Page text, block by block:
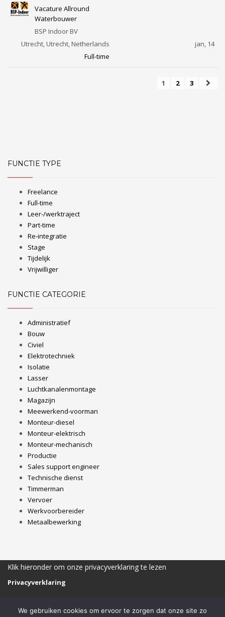
Vacature Allround
Waterbouwer
BSP Indoor BV
Utrecht, Utrecht, Netherlands
Full-time
jan, 14
1 2 3
FUNCTIE TYPE
Freelance
Full-time
Leer-/werktraject
Part-time
Re-integratie
Stage
Tijdelijk
Vrijwilliger
FUNCTIE CATEGORIE
Administratief
Bouw
Civiel
Elektrotechniek
Isolatie
Lasser
Luchtkanalenmontage
Magazijn
Meewerkend-voorman
Monteur-diesel
Monteur-elektrisch
Monteur-mechanisch
Productie
Sales support engineer
Technische dienst
Timmerman
Vervoer
Werkvoorbereider
Metaalbewerking
Klik hieronder om onze privacyverklaring te lezen
Privacyverklaring
We gebruiken cookies om ervoor te zorgen dat onze site zo